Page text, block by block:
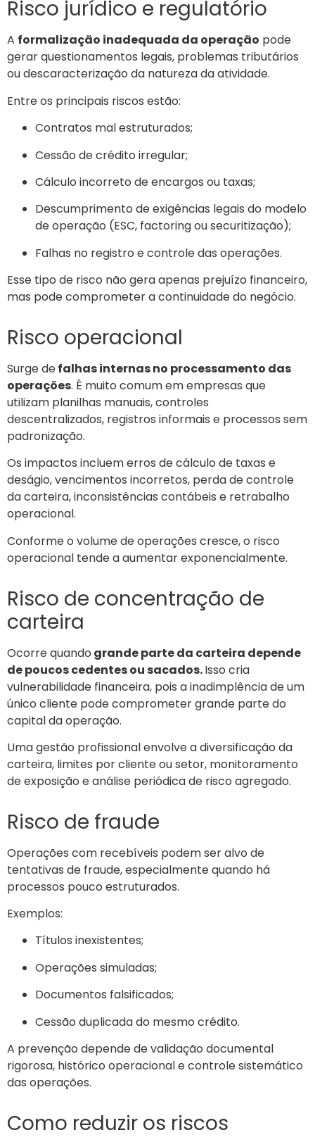
Risco jurídico e regulatório
A formalização inadequada da operação pode
gerar questionamentos legais, problemas tributários
ou descaracterização da natureza da atividade.
Entre os principais riscos estão:
Contratos mal estruturados;
Cessão de crédito irregular;
Cálculo incorreto de encargos ou taxas;
Descumprimento de exigências legais do modelo
de operação (ESC, factoring ou securitização);
Falhas no registro e controle das operações.
Esse tipo de risco não gera apenas prejuízo financeiro,
mas pode comprometer a continuidade do negócio.
Risco operacional
Surge defalhas internas no processamento das
operações. É muito comum em empresas que
utilizam planilhas manuais, controles
descentralizados, registros informais e processos sem
padronização.
Os impactos incluem erros de cálculo de taxas e
deságio, vencimentos incorretos, perda de controle
da carteira, inconsistências contábeis e retrabalho
operacional.
Conforme o volume de operações cresce, o risco
operacional tende a aumentar exponencialmente.
Risco de concentração de
carteira
Ocorre quando grande parte da carteira depende
de poucos cedentes ou sacados.Isso cria
vulnerabilidade financeira, pois a inadimplência de um
único cliente pode comprometer grande parte do
capital da operação.
Uma gestão profissional envolve a diversificação da
carteira, limites por cliente ou setor, monitoramento
de exposição e análise periódica de risco agregado.
Risco de fraude
Operações com recebíveis podem ser alvo de
tentativas de fraude, especialmente quando há
processos pouco estruturados.
Exemplos:
Títulos inexistentes;
Operações simuladas;
Documentos falsificados;
Cessão duplicada do mesmo crédito.
A prevenção depende de validação documental
rigorosa, histórico operacional e controle sistemático
das operações.
Como reduzir os riscos